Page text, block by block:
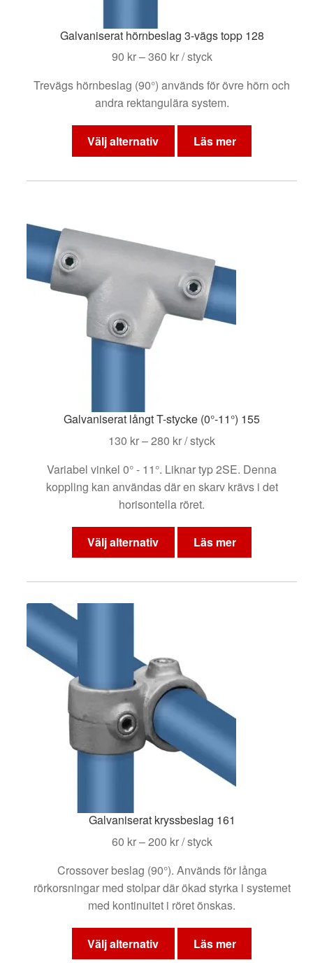
Galvaniserat hörnbeslag 3-vägs topp 128
90 kr–360 krPrisintervall:
till
360 kr
/ styck
Trevägs hörnbeslag (90°) används för övre hörn och
andra rektangulära system.
Välj alternativ
produkten
alternativen
kan
väljas
på
produktsidan
Läs mer
Galvaniserat långt T-stycke (0°-11°) 155
130 kr–280 krPrisintervall:
till
280 kr
/ styck
Variabel vinkel 0° - 11°. Liknar typ 2SE. Denna
koppling kan användas där en skarv krävs i det
horisontella röret.
Välj alternativ
produkten
alternativen
kan
väljas
på
produktsidan
Läs mer
Galvaniserat kryssbeslag 161
60 kr–200 krPrisintervall:
till
200 kr
/ styck
Crossover beslag (90°). Används för långa
rörkorsningar med stolpar där ökad styrka i systemet
med kontinuitet i röret önskas.
Välj alternativ
produkten
Läs mer